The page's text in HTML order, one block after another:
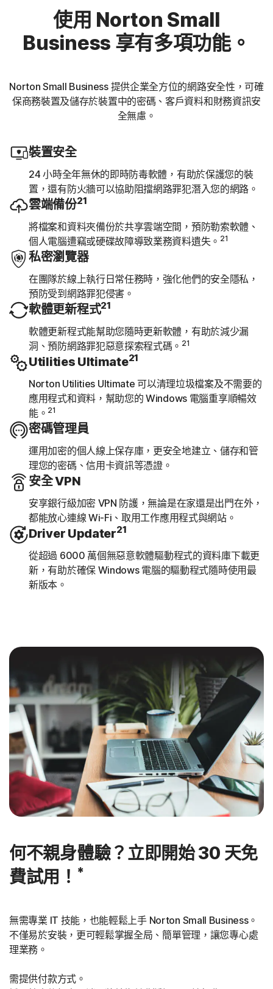
使用 Norton Small
Business 享有多項功能。
Norton Small Business 提供企業全方位的網路安全性，可確
保商務裝置及儲存於裝置中的密碼、客戶資料和財務資訊安
全無慮。
裝置安全
24 小時全年無休的即時防毒軟體，有助於保護您的裝
置，還有防火牆可以協助阻擋網路罪犯潛入您的網路。
雲端備份21
將檔案和資料夾備份於共享雲端空間，預防勒索軟體、
個人電腦遭竊或硬碟故障導致業務資料遺失。 21
私密瀏覽器
在團隊於線上執行日常任務時，強化他們的安全隱私，
預防受到網路罪犯侵害。
軟體更新程式21
軟體更新程式能幫助您隨時更新軟體，有助於減少漏
洞、預防網路罪犯惡意探索程式碼。 21
Utilities Ultimate21
Norton Utilities Ultimate 可以清理垃圾檔案及不需要的
應用程式和資料，幫助您的 Windows 電腦重享順暢效
能。 21
密碼管理員
運用加密的個人線上保存庫，更安全地建立、儲存和管
理您的密碼、信用卡資訊等憑證。
安全 VPN
安享銀行級加密 VPN 防護，無論是在家還是出門在外，
都能放心連線 Wi-Fi、取用工作應用程式與網站。
Driver Updater21
從超過 6000 萬個無惡意軟體驅動程式的資料庫下載更
新，有助於確保 Windows 電腦的驅動程式隨時使用最
新版本。
何不親身體驗？立即開始 30 天免
費試用！ *
無需專業 IT 技能，也能輕鬆上手 Norton Small Business。
不僅易於安裝，更可輕鬆掌握全局、簡單管理，讓您專心處
理業務。
需提供付款方式。